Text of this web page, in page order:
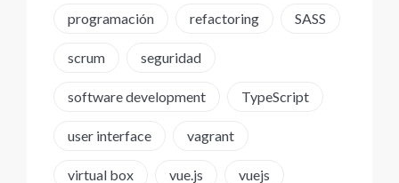
programación refactoring SASS
scrum seguridad
software development TypeScript
user interface vagrant
virtual box vue.js vuejs